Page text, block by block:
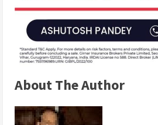
About The Author